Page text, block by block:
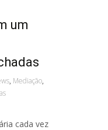
um
, Mediação,
cada vez